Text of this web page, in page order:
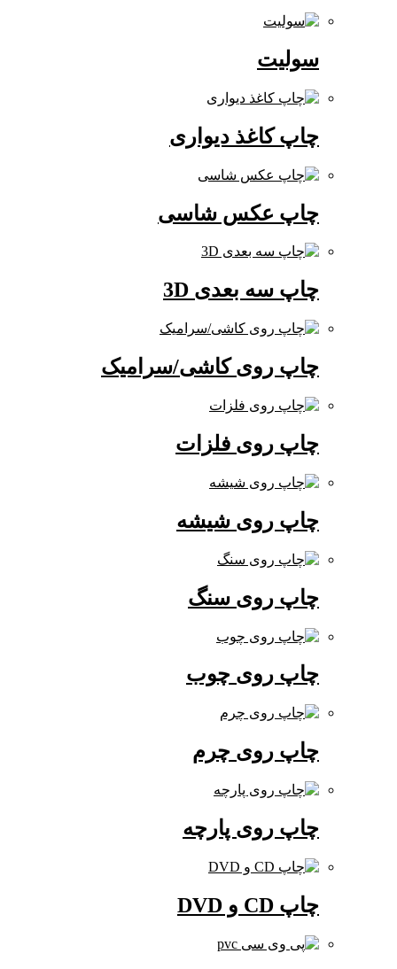
چاپ کاغذ دیواری
چاپ عکس شاسی
چاپ سه بعدی 3D
چاپ روی کاشی/سرامیک
چاپ روی فلزات
چاپ روی شیشه
چاپ روی سنگ
چاپ روی چوب
چاپ روی چرم
چاپ روی پارچه